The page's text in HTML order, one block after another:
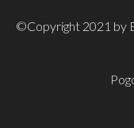
©Copyright 2021 by